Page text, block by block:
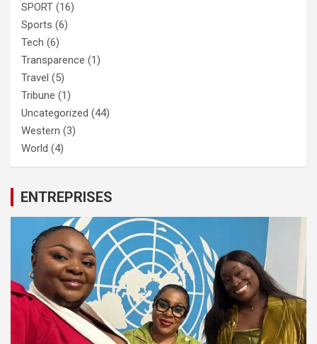
SPORT (16)
Sports (6)
Tech (6)
Transparence (1)
Travel (5)
Tribune (1)
Uncategorized (44)
Western (3)
World (4)
ENTREPRISES